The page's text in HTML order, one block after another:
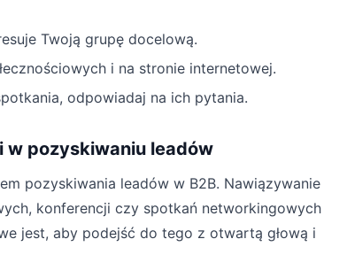
Twoją grupę docelową.
i na stronie internetowej.
odpowiadaj na ich pytania.
w pozyskiwaniu leadów
pozyskiwania leadów w B2B. Nawiązywanie
konferencji czy spotkań networkingowych
jest, aby podejść do tego z otwartą głową i